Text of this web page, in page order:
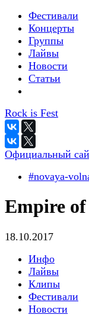
Фестивали
Концерты
Группы
Лайвы
Новости
Статьи
Rock is Fest
Официальный
#novaya-
Empire
18.10.2017
Инфо
Лайвы
Клипы
Фестивали
Новости